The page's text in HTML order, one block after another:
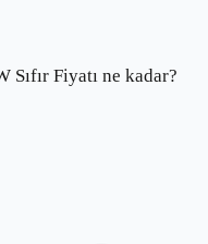
Fiyatı ne kadar?